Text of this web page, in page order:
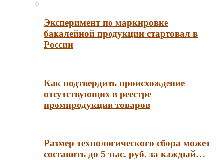
Эксперимент по маркировке
бакалейной продукции стартовал в
России
Как подтвердить происхождение
отсутствующих в реестре
промпродукции товаров
Размер технологического сбора может
составить до 5 тыс. руб. за каждый…